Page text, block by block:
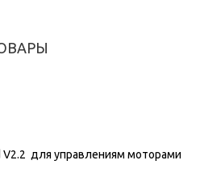
V2.2 для управлениям моторами